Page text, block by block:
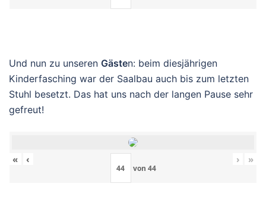
Und nun zu unseren Gästen: beim diesjährigen
Kinderfasching war der Saalbau auch bis zum letzten
Stuhl besetzt. Das hat uns nach der langen Pause sehr
gefreut!
« ‹
von 44
› »